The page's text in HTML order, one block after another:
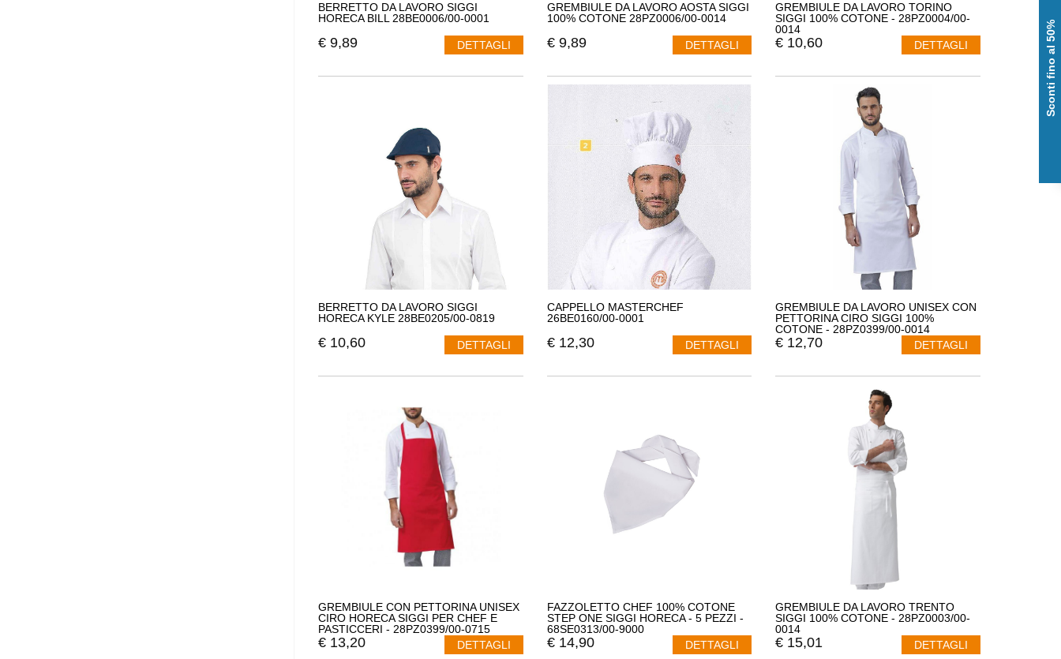
BERRETTO DA LAVORO SIGGI
HORECA BILL 28BE0006/00-0001
€ 9,89 DETTAGLI
GREMBIULE DA LAVORO AOSTA SIGGI
100% COTONE 28PZ0006/00-0014
€ 9,89 DETTAGLI
GREMBIULE DA LAVORO TORINO
SIGGI 100% COTONE - 28PZ0004/00-
0014
€ 10,60 DETTAGLI
BERRETTO DA LAVORO SIGGI
HORECA KYLE 28BE0205/00-0819
€ 10,60 DETTAGLI
CAPPELLO MASTERCHEF
26BE0160/00-0001
€ 12,30 DETTAGLI
GREMBIULE DA LAVORO UNISEX CON
PETTORINA CIRO SIGGI 100%
COTONE - 28PZ0399/00-0014
€ 12,70 DETTAGLI
GREMBIULE CON PETTORINA UNISEX
CIRO HORECA SIGGI PER CHEF E
PASTICCERI - 28PZ0399/00-0715
€ 13,20 DETTAGLI
FAZZOLETTO CHEF 100% COTONE
STEP ONE SIGGI HORECA - 5 PEZZI -
68SE0313/00-9000
€ 14,90 DETTAGLI
GREMBIULE DA LAVORO TRENTO
SIGGI 100% COTONE - 28PZ0003/00-
0014
€ 15,01 DETTAGLI
Sconti fino al 50%